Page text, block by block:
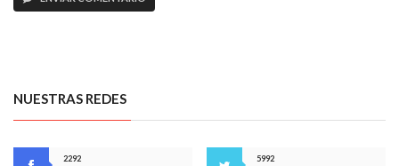
NUESTRAS REDES
2292
5992